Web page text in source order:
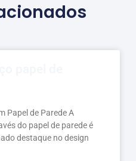
Papel de Parede A
do papel de parede é
destaque no design